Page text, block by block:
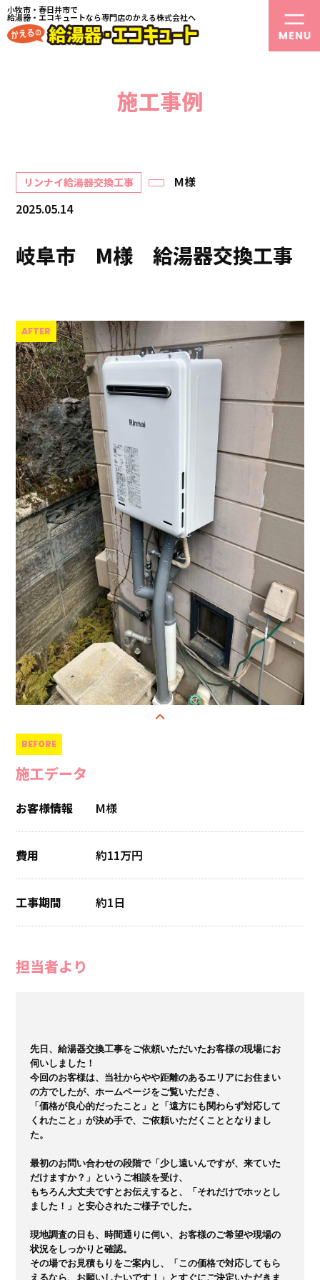
小牧市・春日井市で
給湯器・エコキュートなら専門店のかえる株式会社へ
施工事例
リンナイ給湯器交換工事
M様
2025.05.14
岐阜市 M様 給湯器交換工事
施工データ
お客様情報 M様
費用 約11万円
工事期間 約1日
担当者より
先日、給湯器交換工事をご依頼いただいたお客様の現場にお
伺いしました！
今回のお客様は、当社からやや距離のあるエリアにお住まい
の方でしたが、ホームページをご覧いただき、
「価格が良心的だったこと」と「遠方にも関わらず対応して
くれたこと」が決め手で、ご依頼いただくこととなりまし
た。
最初のお問い合わせの段階で「少し遠いんですが、来ていた
だけますか？」というご相談を受け、
もちろん大丈夫ですとお伝えすると、「それだけでホッとし
ました！」と安心されたご様子でした。
現地調査の日も、時間通りに伺い、お客様のご希望や現場の
状況をしっかりと確認。
その場でお見積もりをご案内し、「この価格で対応してもら
えるなら、お願いしたいです！」とすぐにご決定いただきま